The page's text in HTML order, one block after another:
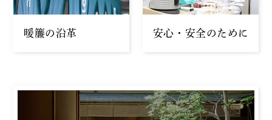
暖簾の沿革 安心・安全のために